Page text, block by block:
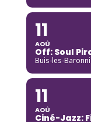
11
AOÛ
Off: Soul
Buis-les-
11
AOÛ
Ciné-Jazz: